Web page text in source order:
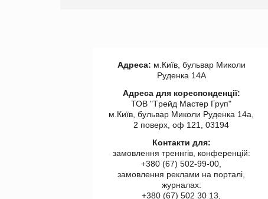
Адреса: м.Київ, бульвар Миколи
Руденка 14А
Адреса для кореспонденції:
ТОВ "Tрейд Мастер Груп"
м.Київ, бульвар Миколи Руденка 14а,
2 поверх, оф 121, 03194
Контакти для:
замовлення треннгів, конференцій:
+380 (67) 502-99-00,
замовлення реклами на порталі,
журналах:
+380 (67) 502 30 13,